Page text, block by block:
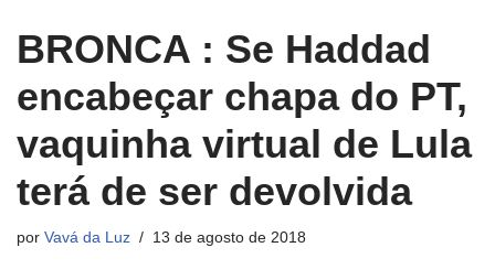
BRONCA : Se Haddad
encabeçar chapa do PT,
vaquinha virtual de Lula
terá de ser devolvida
por Vavá da Luz 13 de agosto de 2018